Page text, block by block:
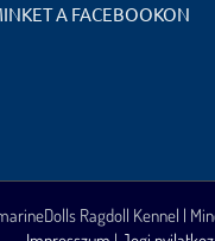
A FACEBOOKON
Ragdoll Kennel |